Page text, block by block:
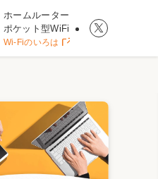
ホームルーター
ポケット型WiFi
Wi-Fiのいろは